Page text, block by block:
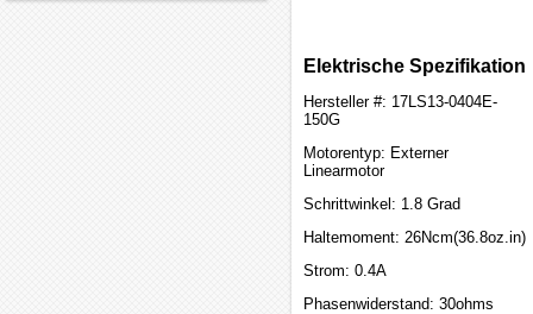
Elektrische Spezifikation
Hersteller #: 17LS13-0404E-
150G
Motorentyp: Externer
Linearmotor
Schrittwinkel: 1.8 Grad
Haltemoment: 26Ncm(36.8oz.in)
Strom: 0.4A
Phasenwiderstand: 30ohms